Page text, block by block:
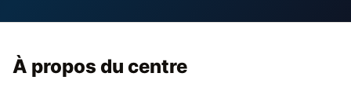
À propos du centre